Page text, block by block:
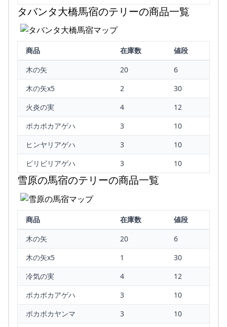
タバンタ大橋馬宿のテリーの商品一覧
商品 在庫数
値段
木の矢
20
6
木の矢x5
2
30
火炎の実
4
12
ポカポカアゲハ
3
10
ヒンヤリアゲハ
3
10
ビリビリアゲハ
3 10
雪原の馬宿のテリーの商品一覧
商品 在庫数
値段
木の矢
20
6
木の矢x5
1
30
冷気の実
4
12
ポカポカアゲハ
3
10
ポカポカヤンマ
3
10